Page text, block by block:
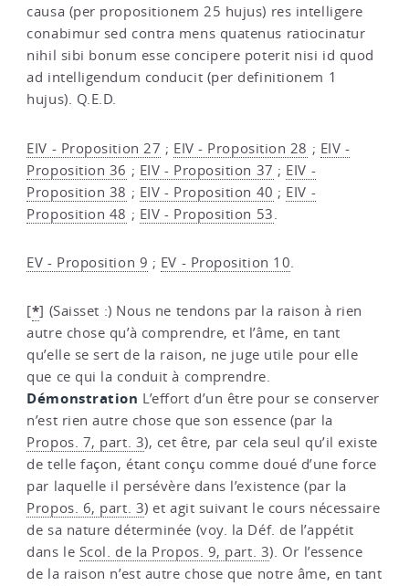
causa (per propositionem 25 hujus) res intelligere
conabimur sed contra mens quatenus ratiocinatur
nihil sibi bonum esse concipere poterit nisi id quod
ad intelligendum conducit (per definitionem 1
hujus). Q.E.D.
EIV - Proposition 27 ; EIV - Proposition 28 ; EIV -
Proposition 36 ; EIV - Proposition 37 ; EIV -
Proposition 38 ; EIV - Proposition 40 ; EIV -
Proposition 48 ; EIV - Proposition 53
EV - Proposition 9 ; EV - Proposition 10.
[*] (Saisset :) Nous ne tendons par la raison à rien
autre chose qu’à comprendre, et l’âme, en tant
qu’elle se sert de la raison, ne juge utile pour elle
que ce qui la conduit à comprendre.
Démonstration L’effort d’un être pour se conserver
n’est rien autre chose que son essence (par la
Propos. 7, part. 3), cet être, par cela seul qu’il existe
de telle façon, étant conçu comme doué d’une force
par laquelle il persévère dans l’existence (par la
Propos. 6, part. 3) et agit suivant le cours nécessaire
de sa nature déterminée (voy. la Déf. de l’appétit
dans le Scol. de la Propos. 9, part. 3). Or l’essence
de la raison n’est autre chose que notre âme, en tant